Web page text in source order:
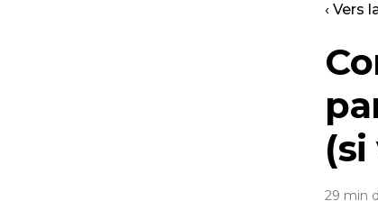
‹ Vers
29 min